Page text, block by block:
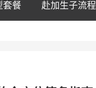
套餐 赴加生子流程